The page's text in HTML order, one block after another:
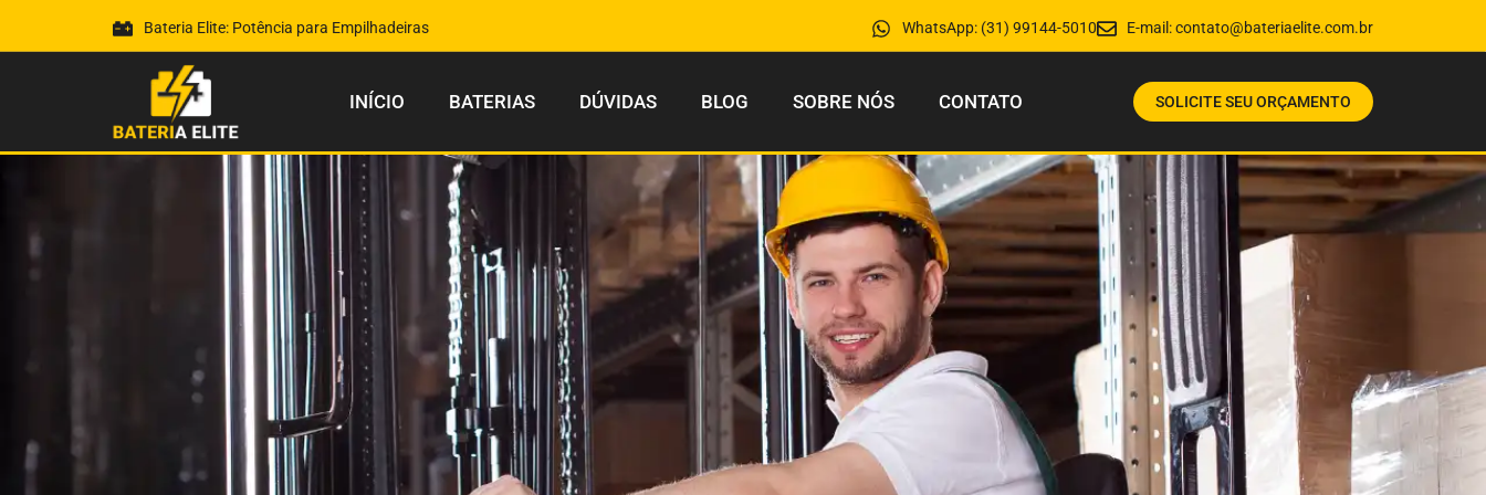
Bateria Elite: Potência para Empilhadeiras WhatsApp: (31) 99144-5010 E-mail:contato@bateriaelite.com.br
INÍCIO BATERIAS DÚVIDAS BLOG SOBRE NÓS CONTATO SOLICITE SEU ORÇAMENTO